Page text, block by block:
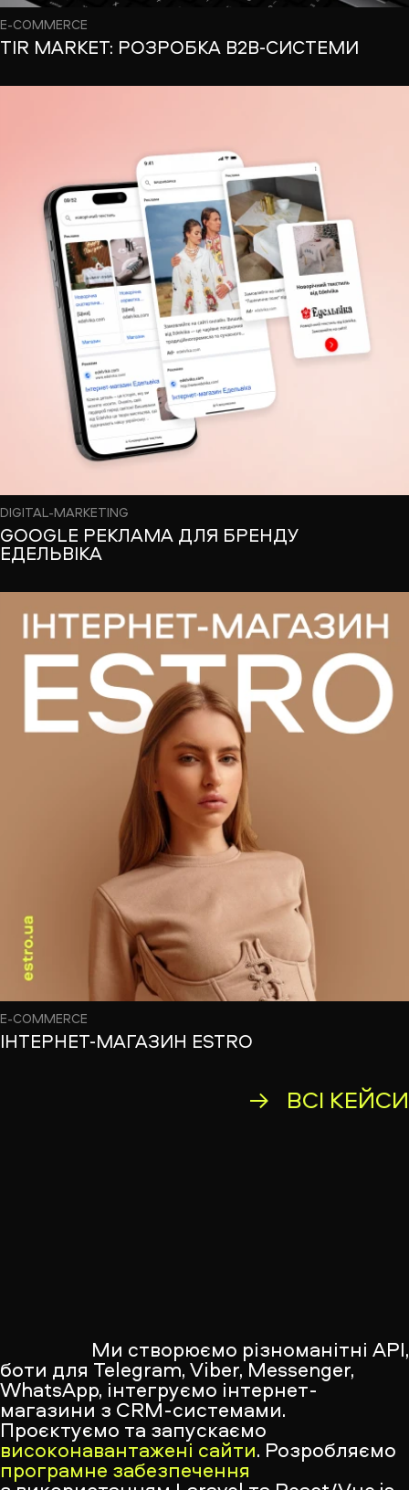
E-COMMERCE
TIR MARKET: РОЗРОБКА B2B-СИСТЕМИ
DIGITAL-MARKETING
GOOGLE РЕКЛАМА ДЛЯ БРЕНДУ
ЕДЕЛЬВІКА
E-COMMERCE
ІНТЕРНЕТ-МАГАЗИН ESTRO
ВСІ КЕЙСИ
Ми створюємо різноманітні API,
боти для Telegram, Viber, Messenger,
WhatsApp, інтегруємо інтернет-
магазини з CRM-системами.
Проєктуємо та запускаємо
високонавантажені сайти. Розробляємо
програмне забезпечення